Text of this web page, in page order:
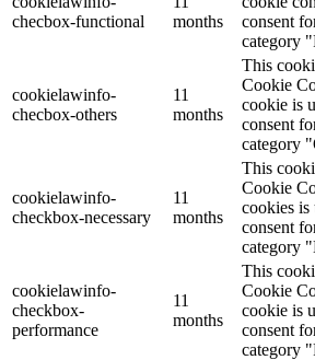
checbox-functional
months
consent
category
cookielawinfo-
checbox-others
11
months
This
Cookie
cookie is
consent
category
cookielawinfo-
checkbox-necessary
11
months
This
Cookie
cookies is
consent
category
cookielawinfo-
checkbox-
performance
11
months
This
Cookie
cookie is
consent
category